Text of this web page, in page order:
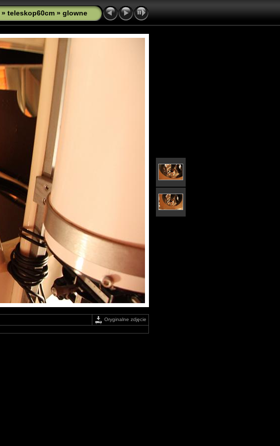
» teleskop60cm » glowne
Oryginalne zdjęcie